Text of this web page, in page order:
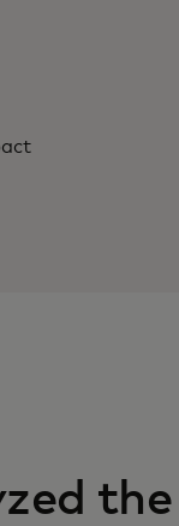
the